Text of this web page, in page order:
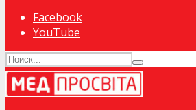
Facebook
YouTube